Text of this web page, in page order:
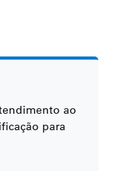
ao
para